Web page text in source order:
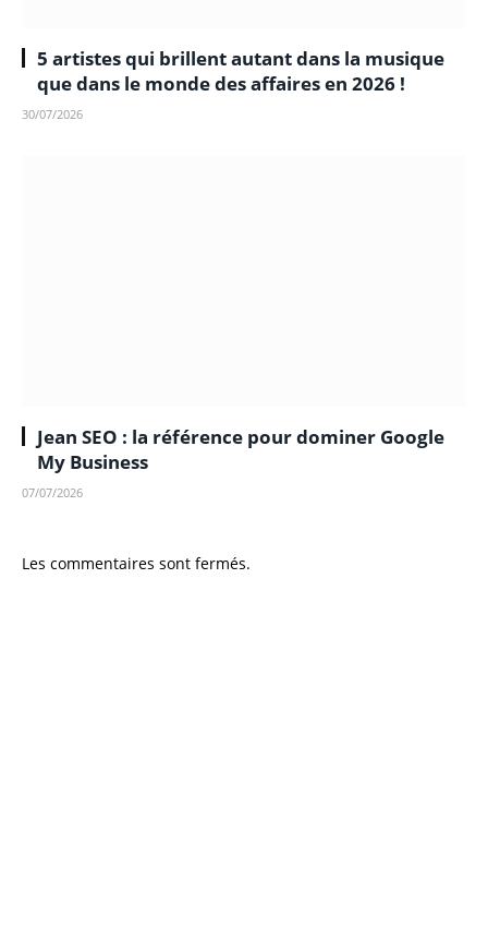
5 artistes qui brillent autant dans la musique
que dans le monde des affaires en 2026 !
30/07/2026
Jean SEO : la référence pour dominer Google
My Business
07/07/2026
Les commentaires sont fermés.